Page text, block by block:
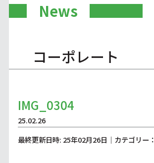
News
コーポレート
IMG_0304
25.02.26
最終更新日時: 25年02月26日｜カテゴリー：